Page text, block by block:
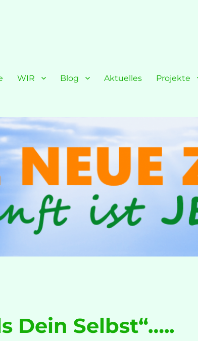
WIR Blog Aktuelles Projekte
Dein Selbst“…..